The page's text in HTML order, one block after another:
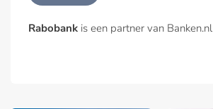
Rabobank is een partner van Banken.nl